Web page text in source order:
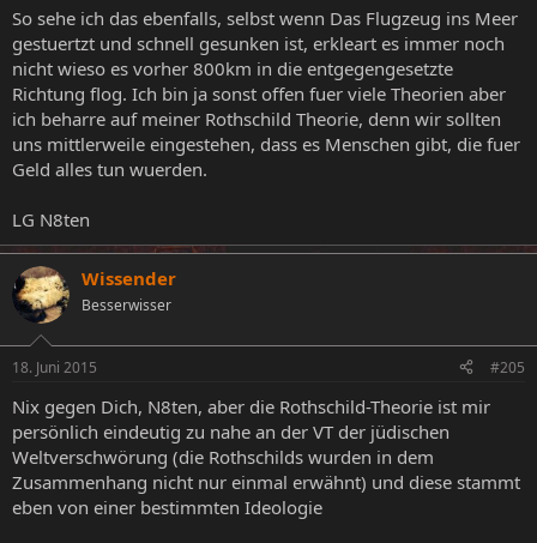
So sehe ich das ebenfalls, selbst wenn Das Flugzeug ins Meer
gestuertzt und schnell gesunken ist, erkleart es immer noch
nicht wieso es vorher 800km in die entgegengesetzte
Richtung flog. Ich bin ja sonst offen fuer viele Theorien aber
ich beharre auf meiner Rothschild Theorie, denn wir sollten
uns mittlerweile eingestehen, dass es Menschen gibt, die fuer
Geld alles tun wuerden.
LG N8ten
Wissender
Besserwisser
18. Juni 2015 #205
Nix gegen Dich, N8ten, aber die Rothschild-Theorie ist mir
persönlich eindeutig zu nahe an der VT der jüdischen
Weltverschwörung (die Rothschilds wurden in dem
Zusammenhang nicht nur einmal erwähnt) und diese stammt
eben von einer bestimmten Ideologie